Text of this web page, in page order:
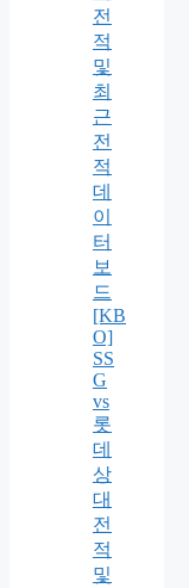
전
적
및
최
근
전
적
데
이
터
보
드
[KB
O]
SS
G
vs
롯
데
상
대
전
적
및